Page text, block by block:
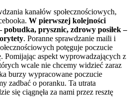
kanałów społecznościowych,
W pierwszej kolejności
pobudka, prysznic, zdrowy posiłek –
. Poranne sprawdzanie maili i
potęguje poczucie
Pomijając aspekt wyprowadzających z
wcale nie chcemy widzieć zaraz
burzy wypracowane poczucie
zadbać o poranku. Ta utrata
się ciągnęła za nami przez resztę